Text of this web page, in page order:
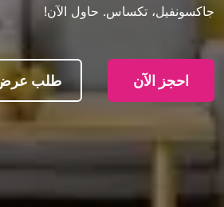
تكساس. حاول الآن!
طلب عرض توضيحي